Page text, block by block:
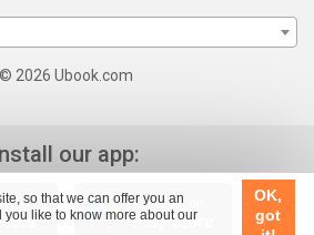
so that we can offer you an
like to know more about our
OK,
got
© 2026 Ubook.com
our app: